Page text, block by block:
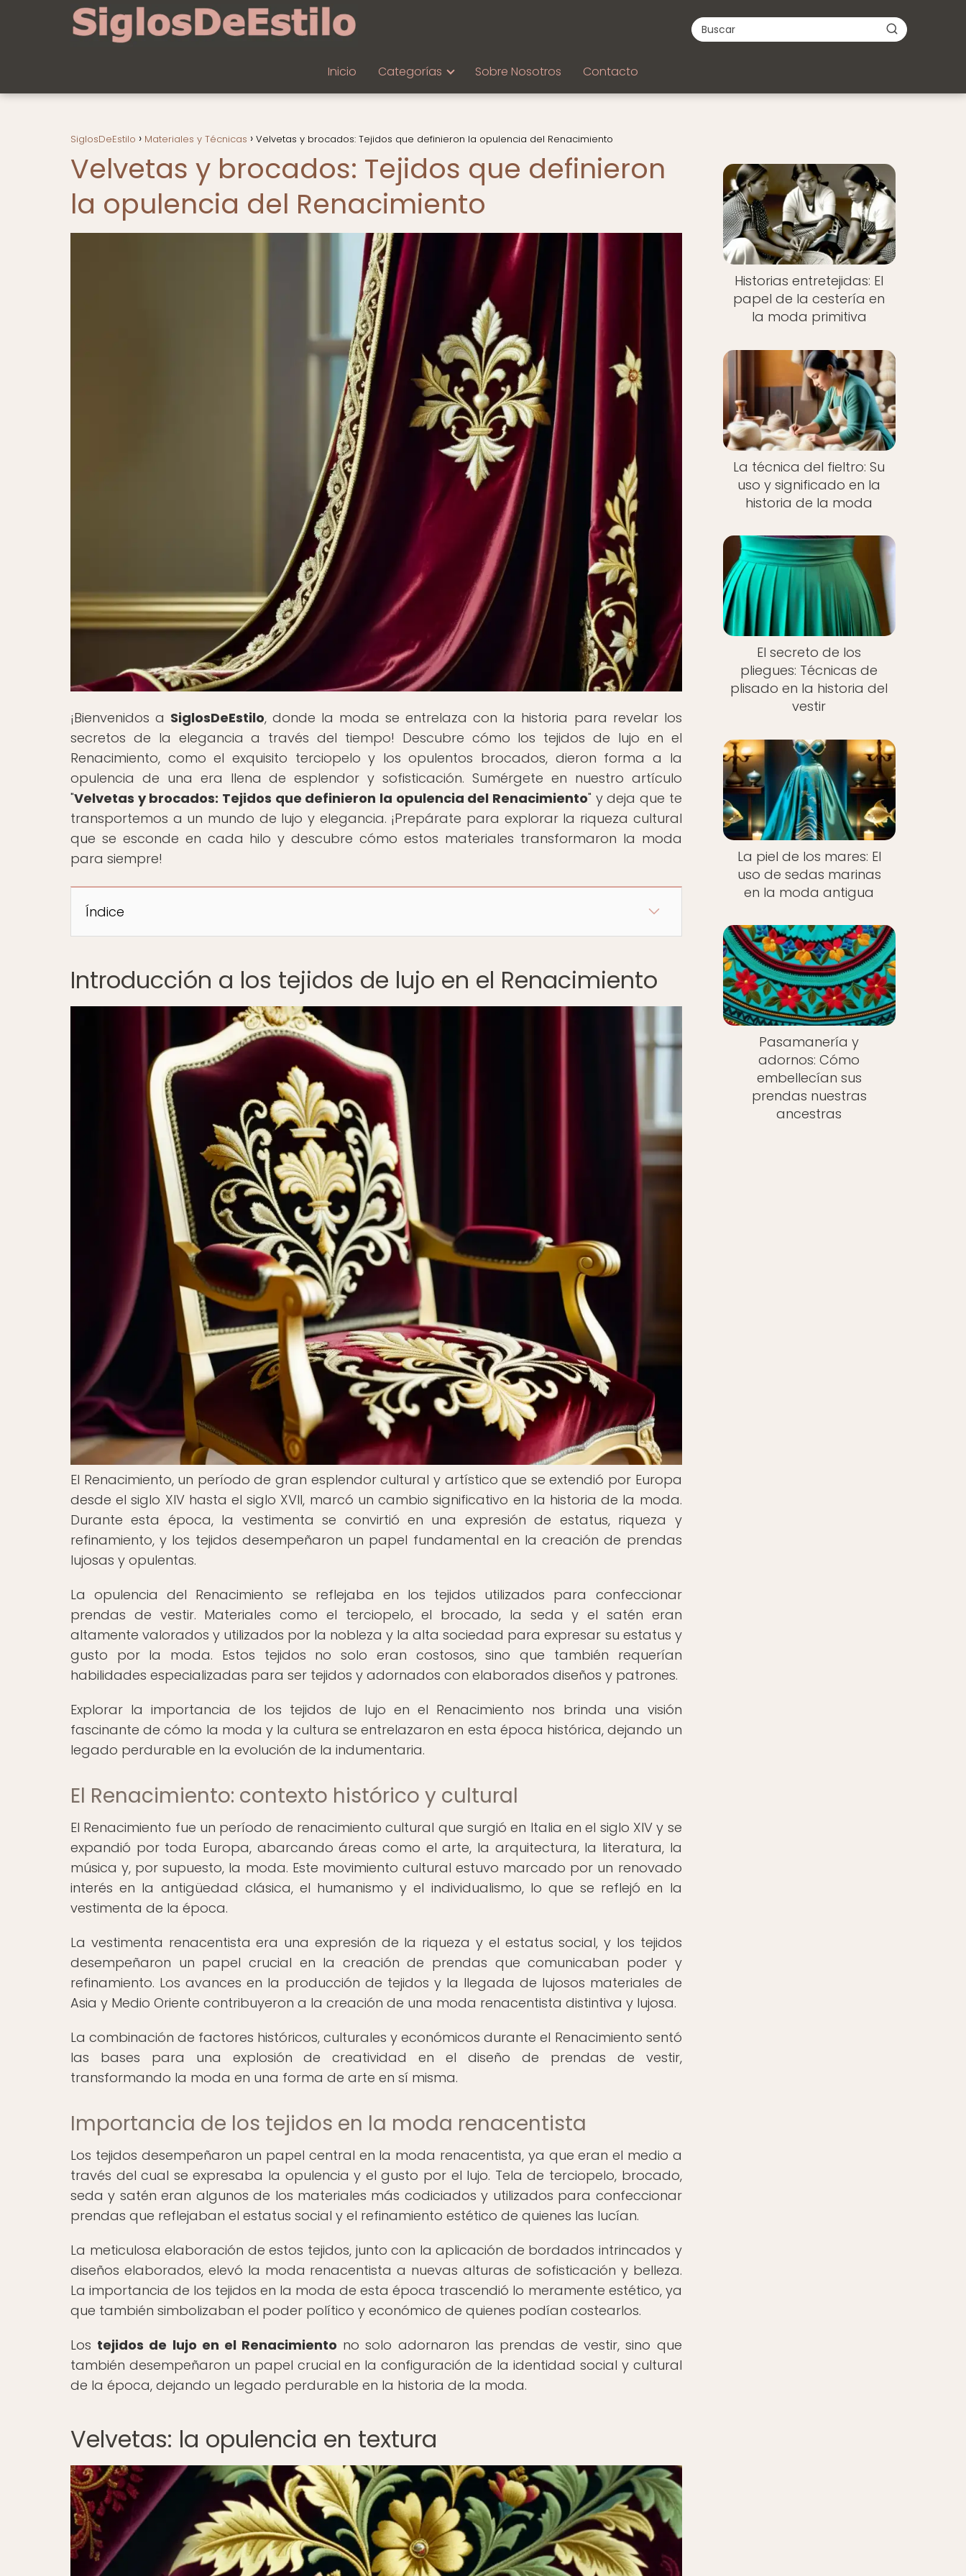
Inicio Categorías Sobre Nosotros Contacto
SiglosDeEstilo Materiales y Técnicas Velvetas y brocados: Tejidos que definieron la opulencia del Renacimiento
Velvetas y brocados: Tejidos que definieron
la opulencia del Renacimiento
¡Bienvenidos a SiglosDeEstilo, donde la moda se entrelaza con la historia para revelar los
secretos de la elegancia a través del tiempo! Descubre cómo los tejidos de lujo en el
Renacimiento, como el exquisito terciopelo y los opulentos brocados, dieron forma a la
opulencia de una era llena de esplendor y sofisticación. Sumérgete en nuestro artículo
"Velvetas y brocados: Tejidos que definieron la opulencia del Renacimiento" y deja que te
transportemos a un mundo de lujo y elegancia. ¡Prepárate para explorar la riqueza cultural
que se esconde en cada hilo y descubre cómo estos materiales transformaron la moda
para siempre!
Índice
Introducción a los tejidos de lujo en el Renacimiento
El Renacimiento, un período de gran esplendor cultural y artístico que se extendió por Europa
desde el siglo XIV hasta el siglo XVII, marcó un cambio significativo en la historia de la moda.
Durante esta época, la vestimenta se convirtió en una expresión de estatus, riqueza y
refinamiento, y los tejidos desempeñaron un papel fundamental en la creación de prendas
lujosas y opulentas.
La opulencia del Renacimiento se reflejaba en los tejidos utilizados para confeccionar
prendas de vestir. Materiales como el terciopelo, el brocado, la seda y el satén eran
altamente valorados y utilizados por la nobleza y la alta sociedad para expresar su estatus y
gusto por la moda. Estos tejidos no solo eran costosos, sino que también requerían
habilidades especializadas para ser tejidos y adornados con elaborados diseños y patrones.
Explorar la importancia de los tejidos de lujo en el Renacimiento nos brinda una visión
fascinante de cómo la moda y la cultura se entrelazaron en esta época histórica, dejando un
legado perdurable en la evolución de la indumentaria.
El Renacimiento: contexto histórico y cultural
El Renacimiento fue un período de renacimiento cultural que surgió en Italia en el siglo XIV y se
expandió por toda Europa, abarcando áreas como el arte, la arquitectura, la literatura, la
música y, por supuesto, la moda. Este movimiento cultural estuvo marcado por un renovado
interés en la antigüedad clásica, el humanismo y el individualismo, lo que se reflejó en la
vestimenta de la época.
La vestimenta renacentista era una expresión de la riqueza y el estatus social, y los tejidos
desempeñaron un papel crucial en la creación de prendas que comunicaban poder y
refinamiento. Los avances en la producción de tejidos y la llegada de lujosos materiales de
Asia y Medio Oriente contribuyeron a la creación de una moda renacentista distintiva y lujosa.
La combinación de factores históricos, culturales y económicos durante el Renacimiento sentó
las bases para una explosión de creatividad en el diseño de prendas de vestir,
transformando la moda en una forma de arte en sí misma.
Importancia de los tejidos en la moda renacentista
Los tejidos desempeñaron un papel central en la moda renacentista, ya que eran el medio a
través del cual se expresaba la opulencia y el gusto por el lujo. Tela de terciopelo, brocado,
seda y satén eran algunos de los materiales más codiciados y utilizados para confeccionar
prendas que reflejaban el estatus social y el refinamiento estético de quienes las lucían.
La meticulosa elaboración de estos tejidos, junto con la aplicación de bordados intrincados y
diseños elaborados, elevó la moda renacentista a nuevas alturas de sofisticación y belleza.
La importancia de los tejidos en la moda de esta época trascendió lo meramente estético, ya
que también simbolizaban el poder político y económico de quienes podían costearlos.
Los tejidos de lujo en el Renacimiento no solo adornaron las prendas de vestir, sino que
también desempeñaron un papel crucial en la configuración de la identidad social y cultural
de la época, dejando un legado perdurable en la historia de la moda.
Velvetas: la opulencia en textura
Historias entretejidas: El
papel de la cestería en
la moda primitiva
La técnica del fieltro: Su
uso y significado en la
historia de la moda
El secreto de los
pliegues: Técnicas de
plisado en la historia del
vestir
La piel de los mares: El
uso de sedas marinas
en la moda antigua
Pasamanería y
adornos: Cómo
embellecían sus
prendas nuestras
ancestras